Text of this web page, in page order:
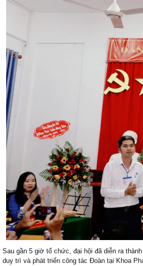
Sau gần 5 giờ tổ chức, đại hội đã diễn ra
duy trì và phát triển công tác Đoàn tại Khoa